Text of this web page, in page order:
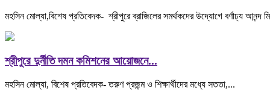
মহসিন মোল্যা,বিশেষ প্রতিবেদক- শ্রীপুরে ব্রাজিলের সমর্থকদের উদ্যোগে বর্ণাঢ্য আনন্দ
শ্রীপুরে দুর্নীতি দমন কমিশনের আয়োজনে...
মহসিন মোল্যা, বিশেষ প্রতিবেদক- তরুণ প্রজন্ম ও শিক্ষার্থীদের মধ্যে সততা,...